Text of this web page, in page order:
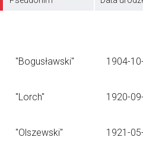
"Bogusławski" 1904-
"Lorch" 1920-
"Olszewski" 1921-